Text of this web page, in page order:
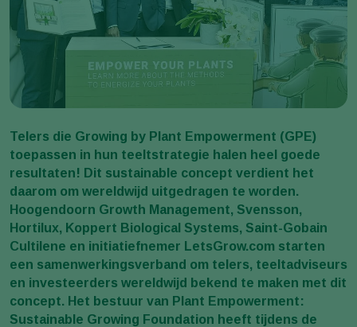
Telers die Growing by Plant Empowerment (GPE)
toepassen in hun teeltstrategie halen heel goede
resultaten! Dit sustainable concept verdient het
daarom om wereldwijd uitgedragen te worden.
Hoogendoorn Growth Management, Svensson,
Hortilux, Koppert Biological Systems, Saint-Gobain
Cultilene en initiatiefnemer LetsGrow.com starten
een samenwerkingsverband om telers, teeltadviseurs
en investeerders wereldwijd bekend te maken met dit
concept. Het bestuur van Plant Empowerment:
Sustainable Growing Foundation heeft tijdens de